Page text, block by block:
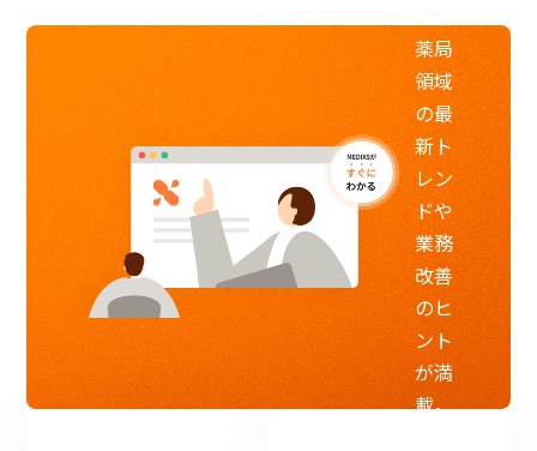
薬局
領域
の最
新ト
レン
ドや
業務
改善
のヒ
ント
が満
載。